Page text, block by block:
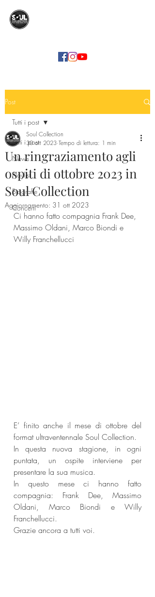
Post
Tutti i post
News
Playlist
Biografie
Concerti
Tutti i post
Un ringraziamento agli
ospiti di ottobre 2023 in
Soul Collection
Soul Collection
30 ott 2023 Tempo di lettura: 1 min
Aggiornamento: 31 ott 2023
Ci hanno fatto compagnia Frank Dee,
Massimo Oldani, Marco Biondi e
Willy Franchellucci
E’ finito anche il mese di ottobre del
format ultraventennale Soul Collection.
In questa nuova stagione, in ogni
puntata, un ospite interviene per
presentare la sua musica.
In questo mese ci hanno fatto
compagnia: Frank Dee, Massimo
Oldani, Marco Biondi e Willy
Franchellucci.
Grazie ancora a tutti voi.